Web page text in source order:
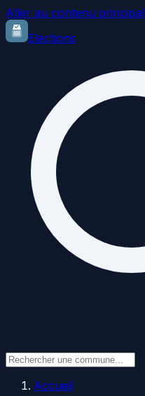
Aller au contenu principal
Elections
Accueil